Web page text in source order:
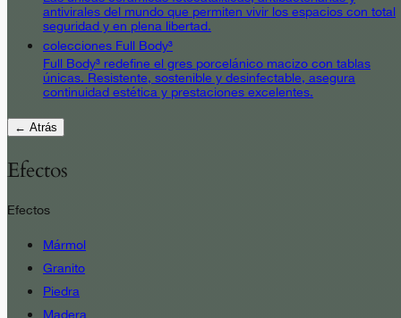
antivirales del mundo que permiten vivir los espacios con total
seguridad y en plena libertad.
colecciones Full Body³
Full Body³ redefine el gres porcelánico macizo con tablas
únicas. Resistente, sostenible y desinfectable, asegura
continuidad estética y prestaciones excelentes.
← Atrás
Efectos
Efectos
Mármol
Granito
Piedra
Madera